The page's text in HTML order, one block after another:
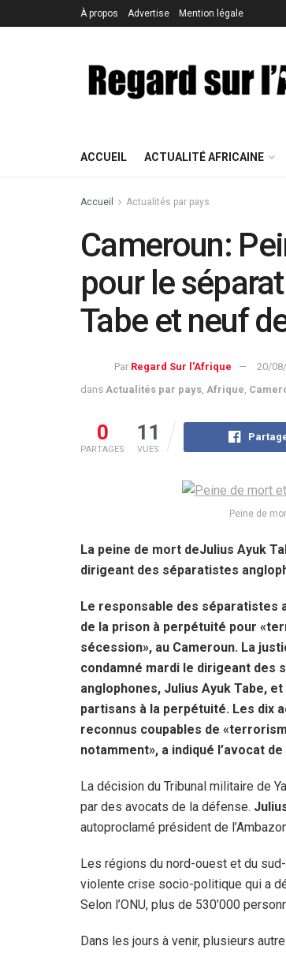
À propos Advertise Mention légale
ACCUEIL ACTUALITÉ AFRICAINE
Accueil Actualités par pays
Cameroun:
pour le
Tabe et neuf
Par Regard Sur l'Afrique
20/
dans Actualités par pays Afrique
0
PARTAGES
11
VUES
Peine de
La peine de mort deJulius Ayuk
dirigeant des séparatistes
Le responsable des séparatistes
de la prison à perpétuité pour
sécession», au Cameroun. La
condamné mardi le dirigeant des
anglophones, Julius Ayuk Tabe,
partisans à la perpétuité. Les dix
reconnus coupables de
notamment», a indiqué l’avocat de
La décision du Tribunal militaire de
par des avocats de la défense.
autoproclamé président de
Les régions du nord-ouest et du
violente crise socio-politique qui a
Selon l’ONU, plus de 530’000
Dans les jours à venir, plusieurs